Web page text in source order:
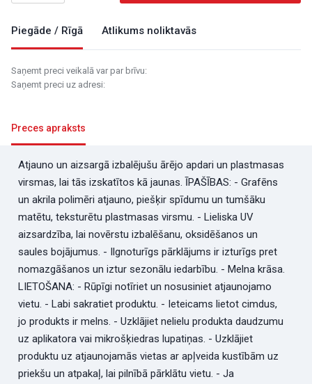
Piegāde / Rīgā Atlikums noliktavās
Saņemt preci veikalā var par brīvu:
Saņemt preci uz adresi:
Preces apraksts
Atjauno un aizsargā izbalējušu ārējo apdari un plastmasas
virsmas, lai tās izskatītos kā jaunas. ĪPAŠĪBAS: - Grafēns
un akrila polimēri atjauno, piešķir spīdumu un tumšāku
matētu, teksturētu plastmasas virsmu. - Lieliska UV
aizsardzība, lai novērstu izbalēšanu, oksidēšanos un
saules bojājumus. - Ilgnoturīgs pārklājums ir izturīgs pret
nomazgāšanos un iztur sezonālu iedarbību. - Melna krāsa.
LIETOŠANA: - Rūpīgi notīriet un nosusiniet atjaunojamo
vietu. - Labi sakratiet produktu. - Ieteicams lietot cimdus,
jo produkts ir melns. - Uzklājiet nelielu produkta daudzumu
uz aplikatora vai mikrošķiedras lupatiņas. - Uzklājiet
produktu uz atjaunojamās vietas ar apļveida kustībām uz
priekšu un atpakaļ, lai pilnībā pārklātu vietu. - Ja